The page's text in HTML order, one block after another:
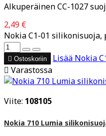
Alkuperäinen CC-1027
2,49 €
Nokia C1-01
 Ostoskoriin Lisää Nokia
 Varastossa
Viite: 108105
Nokia 710 Lumia